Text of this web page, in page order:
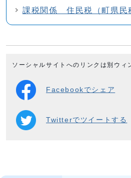
課税関係 住民税（町県民
ソーシャルサイトへのリンクは別ウィ
Facebookでシェア
Twitterでツイートする